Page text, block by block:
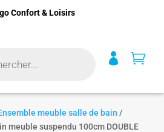
 
meuble salle de bain /
meuble suspendu 100cm DOUBLE